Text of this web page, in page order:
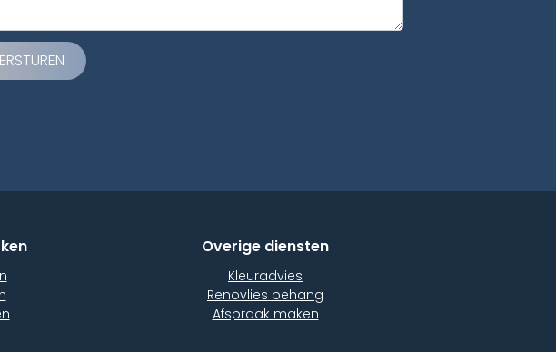
Overige diensten
Kleuradvies
Renovlies behang
Afspraak maken